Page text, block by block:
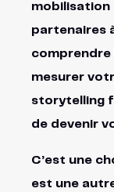
mobilisation
partenaires
comprendre
mesurer
storytelling
de devenir
C’est une
est une